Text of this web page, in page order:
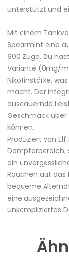
unterstützt und
Mit einem
Spearmint eine
600 Züge. Du
Variante (0mg/
Nikotinstärke,
macht. Der
ausdauernde
Geschmack
können.
Produziert von
Dampferbereich,
ein
Rauchen auf das
bequeme
eine
unkompliziertes